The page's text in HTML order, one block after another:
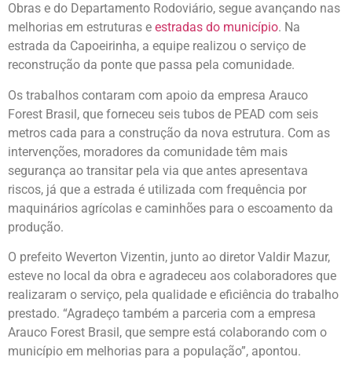
Obras e do Departamento Rodoviário, segue avançando nas
melhorias em estruturas e estradas do município. Na
estrada da Capoeirinha, a equipe realizou o serviço de
reconstrução da ponte que passa pela comunidade.
Os trabalhos contaram com apoio da empresa Arauco
Forest Brasil, que forneceu seis tubos de PEAD com seis
metros cada para a construção da nova estrutura. Com as
intervenções, moradores da comunidade têm mais
segurança ao transitar pela via que antes apresentava
riscos, já que a estrada é utilizada com frequência por
maquinários agrícolas e caminhões para o escoamento da
produção.
O prefeito Weverton Vizentin, junto ao diretor Valdir Mazur,
esteve no local da obra e agradeceu aos colaboradores que
realizaram o serviço, pela qualidade e eficiência do trabalho
prestado. “Agradeço também a parceria com a empresa
Arauco Forest Brasil, que sempre está colaborando com o
município em melhorias para a população”, apontou.